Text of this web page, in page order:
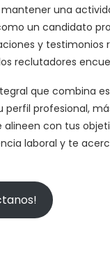
una
un candidato
y
reclutadores
que combina
profesional,
con tus
laboral y te